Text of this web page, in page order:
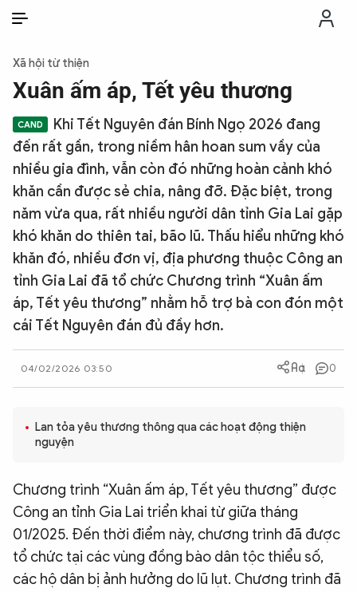
THỜI SỰ
CHỐNG DIỄN BIẾN HÒA BÌNH
CÔNG AN TRONG LÒNG DÂN
XÃ HỘI
PHÁP LUẬT
CÔNG NGHỆ
VĂN HÓA - THỂ THAO
ĐA PHƯƠNG TIỆN
eMagazine
Podcast
Video Ảnh
Xã hội từ thiện
Xuân ấm áp, Tết yêu thương
Khi Tết Nguyên đán Bính Ngọ 2026 đang
đến rất gần, trong niềm hân hoan sum vầy của
nhiều gia đình, vẫn còn đó những hoàn cảnh khó
khăn cần được sẻ chia, nâng đỡ. Đặc biệt, trong
năm vừa qua, rất nhiều người dân tỉnh Gia Lai gặp
khó khăn do thiên tai, bão lũ. Thấu hiểu những khó
khăn đó, nhiều đơn vị, địa phương thuộc Công an
tỉnh Gia Lai đã tổ chức Chương trình “Xuân ấm
áp, Tết yêu thương” nhằm hỗ trợ bà con đón một
cái Tết Nguyên đán đủ đầy hơn.
04/02/2026 03:50 0
Lan tỏa yêu thương thông qua các hoạt động thiện
nguyện
Chương trình “Xuân ấm áp, Tết yêu thương” được
Công an tỉnh Gia Lai triển khai từ giữa tháng
01/2025. Đến thời điểm này, chương trình đã được
tổ chức tại các vùng đồng bào dân tộc thiểu số,
các hộ dân bị ảnh hưởng do lũ lụt. Chương trình đã